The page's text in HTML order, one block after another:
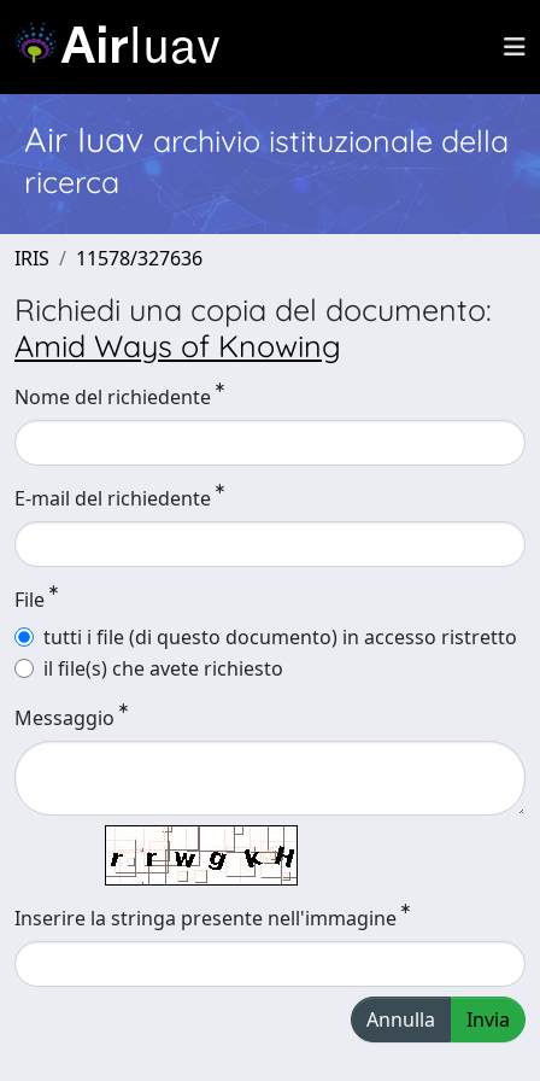
Air Iuav archivio istituzionale della
ricerca
IRIS 11578/327636
Richiedi una copia del documento:
Amid Ways of Knowing
Nome del richiedente
E-mail del richiedente
File
tutti i file (di questo documento) in accesso ristretto
il file(s) che avete richiesto
Messaggio
Inserire la stringa presente nell'immagine
Annulla Invia